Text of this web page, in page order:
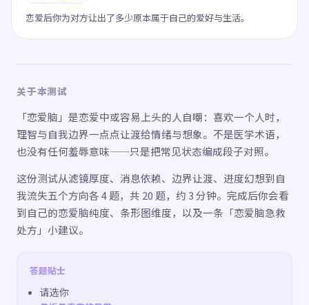
恋爱后你为对方让出了多少原本属于自己的爱好与生活。
关于本测试
「恋爱脑」是恋爱中或容易上头的人自嘲：喜欢一个人时，
理智与自我边界一点点让渡给情绪与想象。不是医学术语，
也没有任何羞辱意味——只是把常见状态编成段子对照。
这份测试从滤镜厚度、消息依赖、边界让渡、进度幻想到自
我流失五个方向各 4 题，共 20 题，约 3 分钟。完成后你会看
到自己的恋爱脑纯度、条形图维度，以及一条「恋爱脑急救
处方」小建议。
答题贴士
请选你